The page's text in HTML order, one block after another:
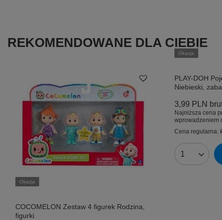
REKOMENDOWANE DLA CIEBIE
Okazja
COCOMELON Zestaw 4 figurek Rodzina,
figurki
Okazja
PLAY-DOH
Niebieski,
3,99 PLN
Najniższa cena
wprowadzeniem
Cena regularna:
Ilość